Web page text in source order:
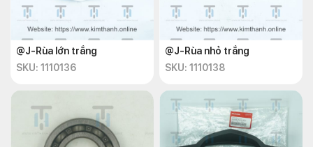
@J-Rùa lớn trắng
SKU: 1110136
@J-Rùa nhỏ trắng
SKU: 1110138